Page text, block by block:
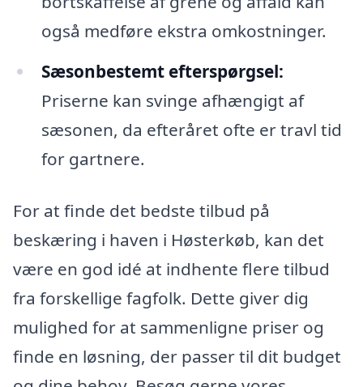
også medføre ekstra omkostninger.
Sæsonbestemt efterspørgsel:
Priserne kan svinge afhængigt af
sæsonen, da efteråret ofte er travl tid
for gartnere.
For at finde det bedste tilbud på
beskæring i haven i Høsterkøb, kan det
være en god idé at indhente flere tilbud
fra forskellige fagfolk. Dette giver dig
mulighed for at sammenligne priser og
finde en løsning, der passer til dit budget